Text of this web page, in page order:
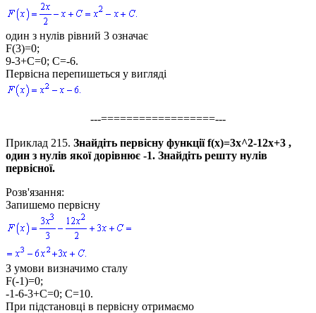
один з нулів рівний 3 означає
F(3)=0;
9-3+С=0; С=-6.
Первісна перепишеться у вигляді
---==================---
Приклад 215. Знайдіть первісну функціїf(x)=3x^2-12x+3 ,
один з нулів якої дорівнює -1. Знайдіть решту нулів
первісної.
Розв'язання:
Запишемо первісну
З умови визначимо сталу
F(-1)=0;
-1-6-3+С=0; С=10.
При підстановці в первісну отримаємо